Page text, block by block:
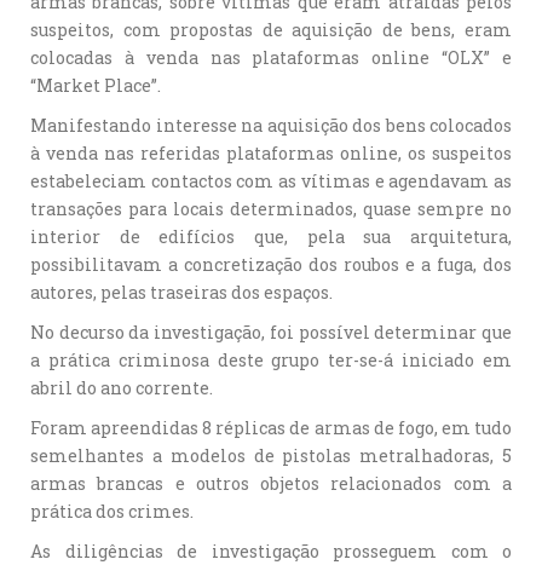
suspeitos, com propostas de aquisição de bens, eram
colocadas à venda nas plataformas online “OLX” e
“Market Place”.
Manifestando interesse na aquisição dos bens colocados
à venda nas referidas plataformas online, os suspeitos
estabeleciam contactos com as vítimas e agendavam as
transações para locais determinados, quase sempre no
interior de edifícios que, pela sua arquitetura,
possibilitavam a concretização dos roubos e a fuga, dos
autores, pelas traseiras dos espaços.
No decurso da investigação, foi possível determinar que
a prática criminosa deste grupo ter-se-á iniciado em
abril do ano corrente.
Foram apreendidas 8 réplicas de armas de fogo, em tudo
semelhantes a modelos de pistolas metralhadoras, 5
armas brancas e outros objetos relacionados com a
prática dos crimes.
As diligências de investigação prosseguem com o